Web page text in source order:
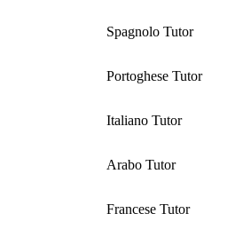
Spagnolo Tutor
Portoghese Tutor
Italiano Tutor
Arabo Tutor
Francese Tutor